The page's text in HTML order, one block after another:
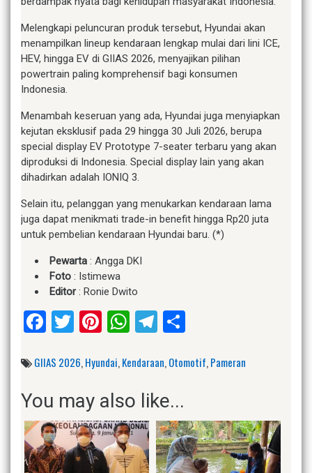
Melengkapi peluncuran produk tersebut, Hyundai akan
menampilkan lineup kendaraan lengkap mulai dari lini ICE,
HEV, hingga EV di GIIAS 2026, menyajikan pilihan
powertrain paling komprehensif bagi konsumen
Indonesia.
Menambah keseruan yang ada, Hyundai juga menyiapkan
kejutan eksklusif pada 29 hingga 30 Juli 2026, berupa
special display EV Prototype 7-seater terbaru yang akan
diproduksi di Indonesia. Special display lain yang akan
dihadirkan adalah IONIQ 3.
Selain itu, pelanggan yang menukarkan kendaraan lama
juga dapat menikmati trade-in benefit hingga Rp20 juta
untuk pembelian kendaraan Hyundai baru. (*)
Pewarta : Angga DKI
Foto : Istimewa
Editor: Ronie Dwito
Facebook
Twitter
Pinterest
WhatsApp
Telegram
GIIAS 2026,Hyundai,Kendaraan,Otomotif,Pameran
You may also like...